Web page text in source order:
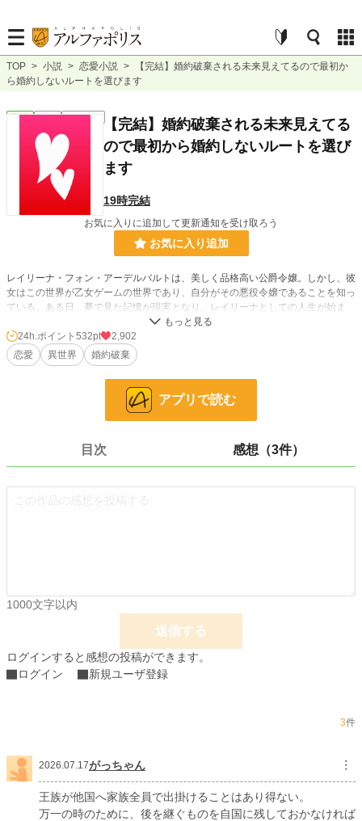
TOP > 小説 > 恋愛小説 >
【完結】婚約破棄される未来見えてるので最初か
ら婚約しないルートを選びます
恋愛 完結 ｼｮｰﾄｼｮｰﾄ
【完結】婚約破棄される未来見えてる
ので最初から婚約しないルートを選び
ます
19時完結
お気に入りに追加して更新通知を受け取ろう
お気に入り追加
レイリーナ・フォン・アーデルバルトは、美しく品格高い公爵令嬢。しかし、彼
女はこの世界が乙女ゲームの世界であり、自分がその悪役令嬢であることを知っ
ている。ある日、夢で見た記憶が現実となり、レイリーナとしての人生が始ま
る。彼女の使命は、悲惨な結末を避けて幸せを掴むこと。
エドウィン王子との婚約を避けるため、レイリーナは彼との接触を避けようとす
るが、彼の深い愛情に次第に心を開いていく。エドウィン王子から婚約を申し込
まれるも、レイリーナは即答を避け、未来を築くために時間を求める。
悪役令嬢としての運命を変えるため、レイリーナはエドウィンとの関係を慎重に
築きながら、新しい道を模索する。運命を超えて真実の愛を掴むため、彼女は一
2024.06.21 18:00
初回完結日時 2024.06.20 16:13
年間ポイント
累計ポイント 324,032 pt (14,382 位)
24h.ポイント 532pt
2,902
恋愛
異世界 婚約破棄
アプリで読む
目次 感想（3件）
1000文字以内
送信する
ログインすると感想の投稿ができます。
ログイン
新規ユーザ登録
3件
2026.07.17がっちゃん ︙
王族が他国へ家族全員で出掛けることはあり得ない。
万一の時のために、後を継ぐものを自国に残しておかなければ